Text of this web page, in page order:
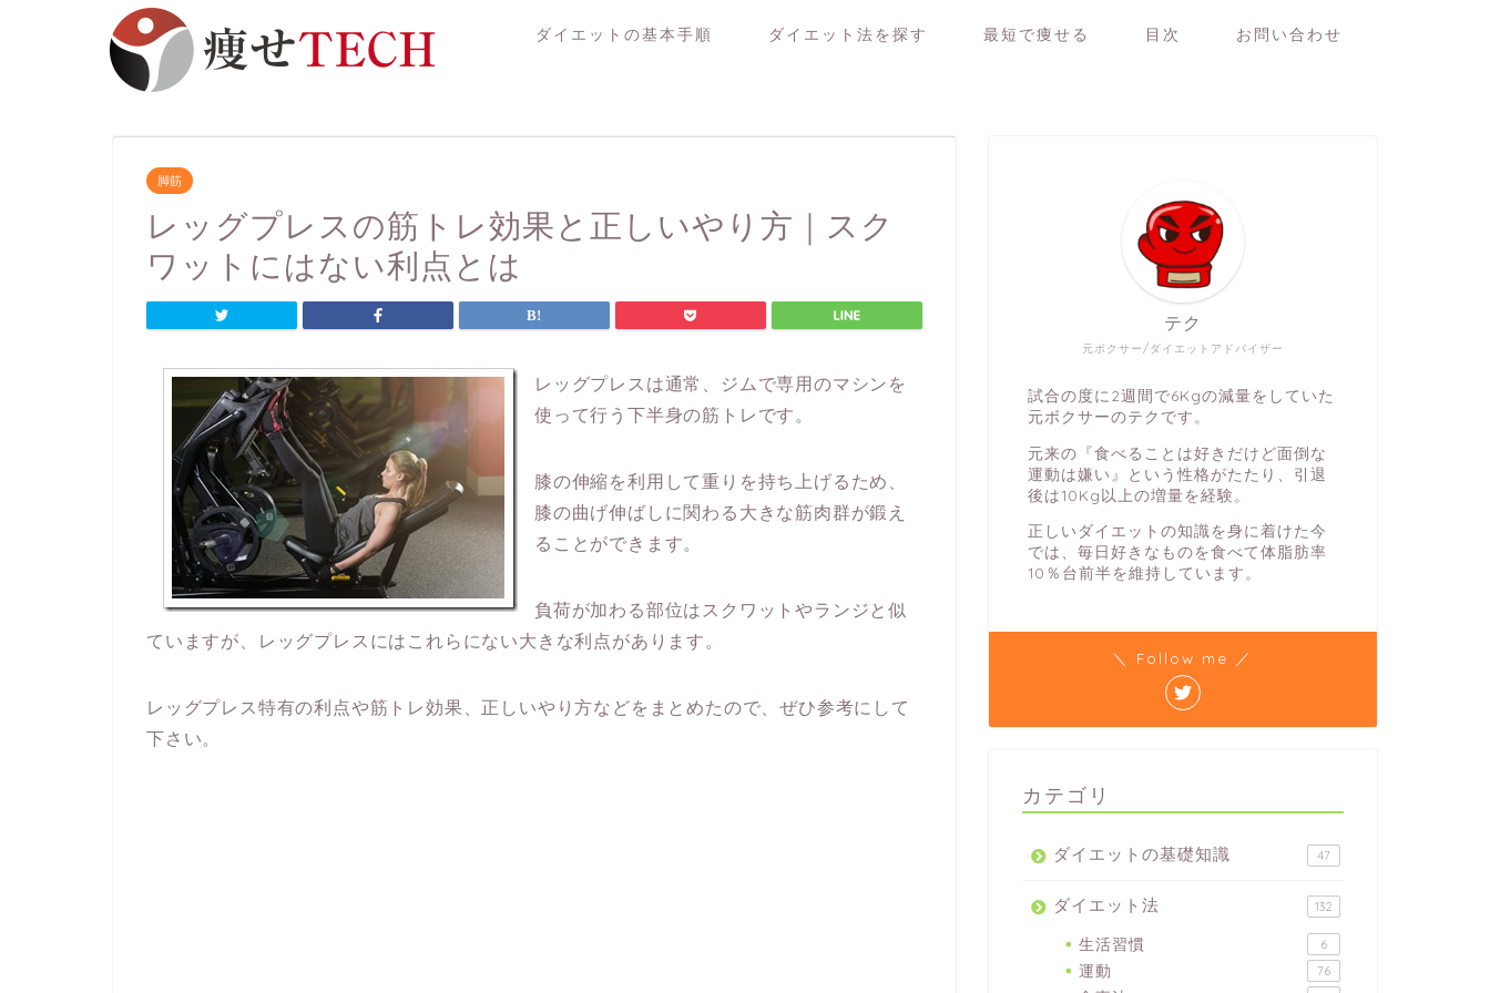
ダイエットの基本手順 ダイエット法を探す 最短で痩せる 目次 お問い合わせ
脚筋
レッグプレスの筋トレ効果と正しいやり方｜スク
ワットにはない利点とは
レッグプレスは通常、ジムで専用のマシンを
使って行う下半身の筋トレです。
膝の伸縮を利用して重りを持ち上げるため、
膝の曲げ伸ばしに関わる大きな筋肉群が鍛え
ることができます。
負荷が加わる部位はスクワットやランジと似
ていますが、レッグプレスにはこれらにない大きな利点があります。
レッグプレス特有の利点や筋トレ効果、正しいやり方などをまとめたので、ぜひ参考にして
下さい。
元ボクサー/ダイエットアドバイザー
テク
試合の度に2週間で6Kgの減量をしていた
元ボクサーのテクです。
元来の『食べることは好きだけど面倒な
運動は嫌い』という性格がたたり、引退
後は10Kg以上の増量を経験。
正しいダイエットの知識を身に着けた今
では、毎日好きなものを食べて体脂肪率
10％台前半を維持しています。
＼ Follow me ／
カテゴリ
ダイエットの基礎知識 47
ダイエット法 132
生活習慣 6
運動 76